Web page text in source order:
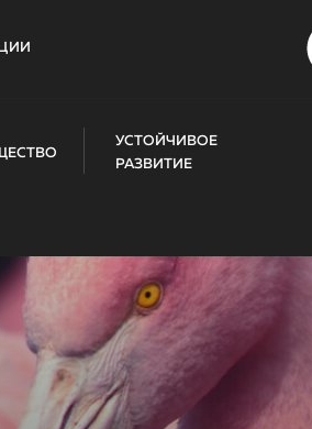
УСТОЙЧИВОЕ
РАЗВИТИЕ